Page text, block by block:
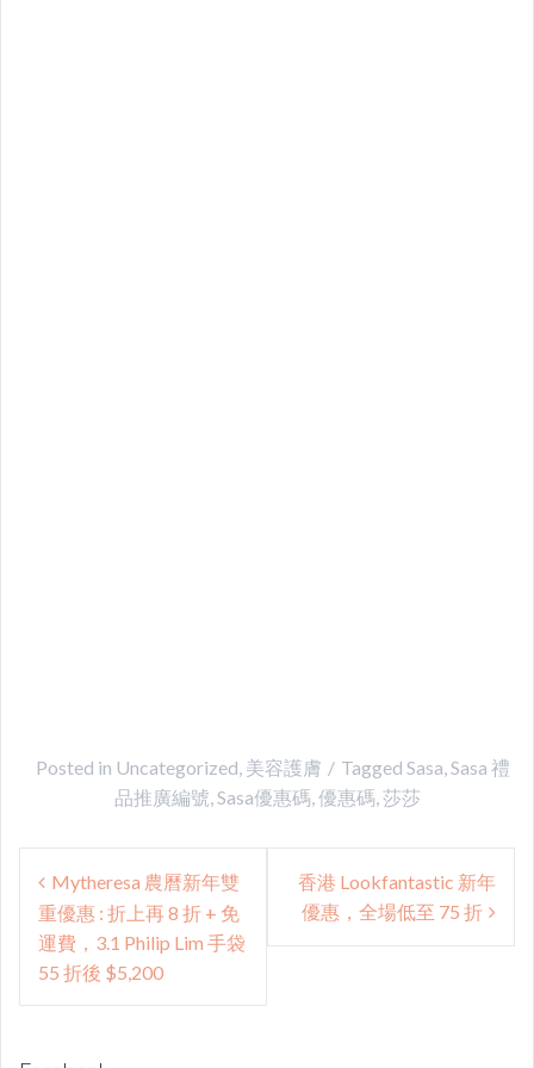
Posted in Uncategorized, 美容護膚 Tagged Sasa,Sasa 禮
品推廣編號,Sasa優惠碼,優惠碼,莎莎
Post
navigation
Mytheresa 農曆新年雙
重優惠 : 折上再 8 折 + 免
運費，3.1 Philip Lim 手袋
55 折後 $5,200
香港 Lookfantastic 新年
優惠，全場低至 75 折